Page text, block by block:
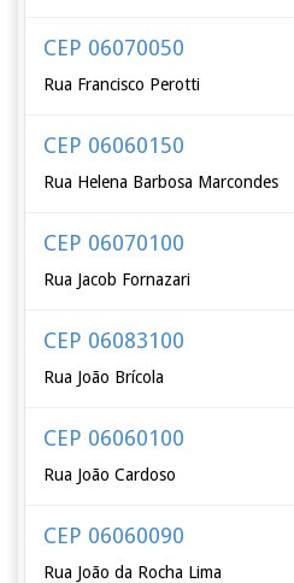
CEP 06070050
Rua Francisco Perotti
CEP 06060150
Rua Helena Barbosa Marcondes
CEP 06070100
Rua Jacob Fornazari
CEP 06083100
Rua João Brícola
CEP 06060100
Rua João Cardoso
CEP 06060090
Rua João da Rocha Lima